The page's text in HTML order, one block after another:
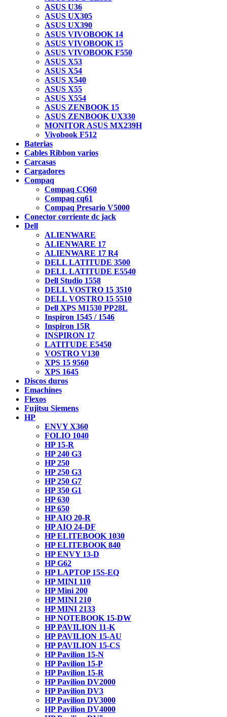
ASUS U36
ASUS UX305
ASUS UX390
ASUS VIVOBOOK 14
ASUS VIVOBOOK 15
ASUS VIVOBOOK F550
ASUS X53
ASUS X54
ASUS X540
ASUS X55
ASUS X554
ASUS ZENBOOK 15
ASUS ZENBOOK UX330
MONITOR ASUS MX239H
Vivobook F512
Baterias
Cables Ribbon varios
Carcasas
Cargadores
Compaq
Compaq CQ60
Compaq cq61
Compaq Presario V5000
Conector corriente dc jack
Dell
ALIENWARE
ALIENWARE 17
ALIENWARE 17 R4
DELL LATITUDE 3500
DELL LATITUDE E5540
Dell Studio 1558
DELL VOSTRO 15 3510
DELL VOSTRO 15 5510
Dell XPS M1530 PP28L
Inspiron 1545 / 1546
Inspiron 15R
INSPIRON 17
LATITUDE E5450
VOSTRO V130
XPS 15 9560
XPS 1645
Discos duros
Emachines
Flexos
Fujitsu Siemens
HP
ENVY X360
FOLIO 1040
HP 15-R
HP 240 G3
HP 250
HP 250 G3
HP 250 G7
HP 350 G1
HP 630
HP 650
HP AIO 20-R
HP AIO 24-DF
HP ELITEBOOK 1030
HP ELITEBOOK 840
HP ENVY 13-D
HP G62
HP LAPTOP 15S-EQ
HP MINI 110
HP Mini 200
HP MINI 210
HP MINI 2133
HP NOTEBOOK 15-DW
HP PAVILION 11-K
HP PAVILION 15-AU
HP PAVILION 15-CS
HP Pavilion 15-N
HP Pavilion 15-P
HP Pavilion 15-R
HP Pavilion DV2000
HP Pavilion DV3
HP Pavilion DV3000
HP Pavilion DV4000